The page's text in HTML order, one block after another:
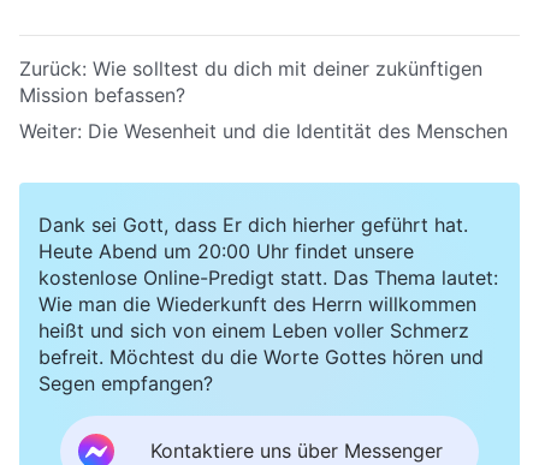
Zurück: Wie solltest du dich mit deiner zukünftigen
Mission befassen?
Weiter: Die Wesenheit und die Identität des Menschen
Dank sei Gott, dass Er dich hierher geführt hat.
Heute Abend um 20:00 Uhr findet unsere
kostenlose Online-Predigt statt. Das Thema lautet:
Wie man die Wiederkunft des Herrn willkommen
heißt und sich von einem Leben voller Schmerz
befreit. Möchtest du die Worte Gottes hören und
Segen empfangen?
Kontaktiere uns über Messenger